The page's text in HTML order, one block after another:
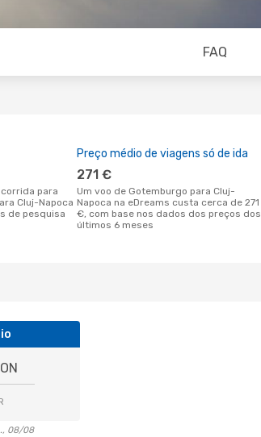
FAQ
Cluj-Napoca
de pesquisa
Preço médio de viagens só de ida
271 €
Um voo de Gotemburgo para Cluj-
Napoca na eDreams custa cerca de 271
€, com base nos dados dos preços dos
últimos 6 meses
08/08